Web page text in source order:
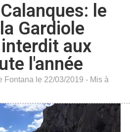
le
Gardiole
aux
l'année
Fontana le 22/03/2019 - Mis à